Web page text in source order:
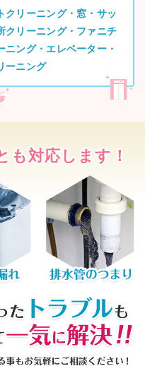
クリーニング・窓・サッ
クリーニング・ファニチ
ング・エレベーター・
ーニング
も対応します！